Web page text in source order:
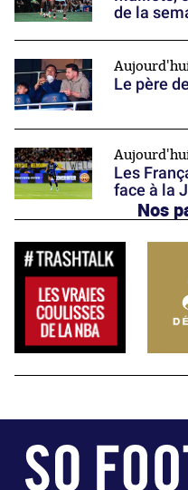
de la
Aujourd'hui
Le père
Aujourd'hui
Les
face à la
Nos